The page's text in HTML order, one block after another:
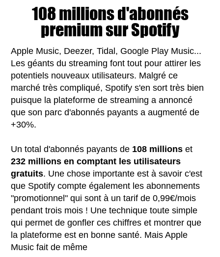
108 millions d'abonnés
premium sur Spotify
Apple Music, Deezer, Tidal, Google Play Music...
Les géants du streaming font tout pour attirer les
potentiels nouveaux utilisateurs. Malgré ce
marché très compliqué, Spotify s'en sort très bien
puisque la plateforme de streaming a annoncé
que son parc d'abonnés payants a augmenté de
+30%.
Un total d'abonnés payants de 108 millions et
232 millions en comptant les utilisateurs
gratuits. Une chose importante est à savoir c'est
que Spotify compte également les abonnements
"promotionnel" qui sont à un tarif de 0,99€/mois
pendant trois mois ! Une technique toute simple
qui permet de gonfler ces chiffres et montrer que
la plateforme est en bonne santé. Mais Apple
Music fait de même